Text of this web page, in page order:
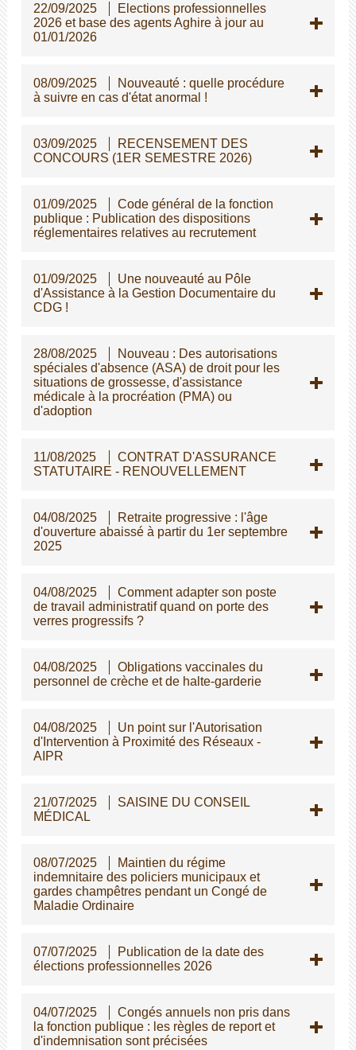
22/09/2025
Elections professionnelles
2026 et base des agents Aghire à jour au
01/01/2026
08/09/2025
Nouveauté : quelle procédure
à suivre en cas d'état anormal !
03/09/2025
RECENSEMENT DES
CONCOURS (1ER SEMESTRE 2026)
01/09/2025
Code général de la fonction
publique : Publication des dispositions
réglementaires relatives au recrutement
01/09/2025
Une nouveauté au Pôle
d'Assistance à la Gestion Documentaire du
CDG !
28/08/2025
Nouveau : Des autorisations
spéciales d'absence (ASA) de droit pour les
situations de grossesse, d'assistance
médicale à la procréation (PMA) ou
d'adoption
11/08/2025
CONTRAT D'ASSURANCE
STATUTAIRE - RENOUVELLEMENT
04/08/2025
Retraite progressive : l'âge
d'ouverture abaissé à partir du 1er septembre
2025
04/08/2025
Comment adapter son poste
de travail administratif quand on porte des
verres progressifs ?
04/08/2025
Obligations vaccinales du
personnel de crèche et de halte-garderie
04/08/2025
Un point sur l'Autorisation
d'Intervention à Proximité des Réseaux -
AIPR
21/07/2025
SAISINE DU CONSEIL
MÉDICAL
08/07/2025
Maintien du régime
indemnitaire des policiers municipaux et
gardes champêtres pendant un Congé de
Maladie Ordinaire
07/07/2025
Publication de la date des
élections professionnelles 2026
04/07/2025
Congés annuels non pris dans
la fonction publique : les règles de report et
d'indemnisation sont précisées